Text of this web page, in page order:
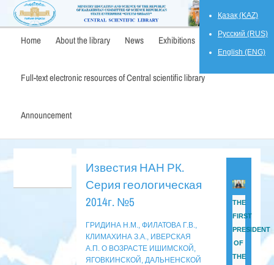
Қазақ (KAZ)
Русский (RUS)
English (ENG)
Home About the library News Exhibitions
Full-text electronic resources of Central scientific library
Announcement
Известия НАН РК.
Серия геологическая
2014г. №5
ГРИДИНА Н.М., ФИЛАТОВА Г.В.,
КЛИМАХИНА З.А., ИВЕРСКАЯ
А.П. О ВОЗРАСТЕ ИШИМСКОЙ,
ЯГОВКИНСКОЙ, ДАЛЬНЕНСКОЙ
THE
FIRST
PRESIDENT
OF
THE